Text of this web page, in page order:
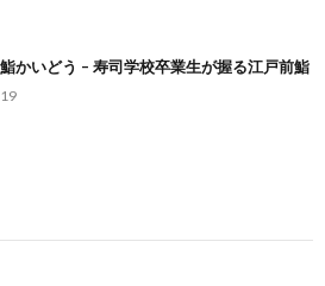
鮨かいどう – 寿司学校卒業生が握る江戸前鮨